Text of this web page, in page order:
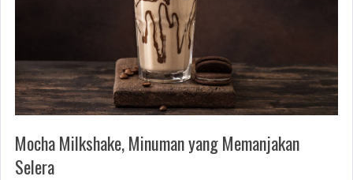
Mocha Milkshake, Minuman yang Memanjakan
Selera